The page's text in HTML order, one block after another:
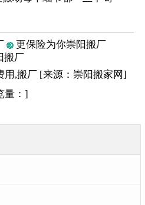
更保险为你崇阳搬厂
搬厂
用,搬厂 [来源：崇阳搬家网]
量： ]